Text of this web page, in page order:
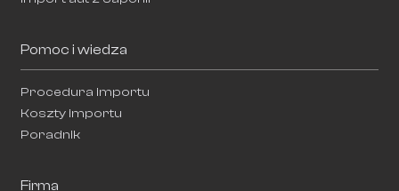
Pomoc i wiedza
Procedura importu
Koszty importu
Poradnik
Firma